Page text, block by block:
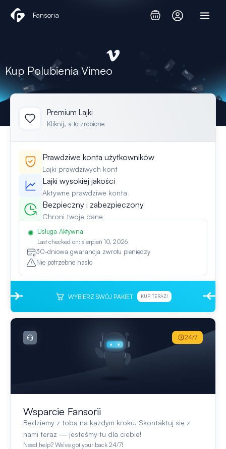
Fansoria
Kup Polubienia Vimeo
Premium Lajki
Kliknij, a to zrobione
Prawdziwe konta użytkowników
Lajki prawdziwych kont
Lajki wysokiej jakości
Aktywne prawdziwe konta
Bezpieczny i zabezpieczony
Chroni twoje dane
Usługa Aktywna
Last checked on: sierpień 10, 2026
30-dniowa gwarancja zwrotu pieniędzy
Nie potrzebne hasło
WYBIERZ SWÓJ PAKIET KUP TERAZ!
Wsparcie Fansorii
Będziemy z tobą na każdym kroku. Skontaktuj się z
nami teraz — jesteśmy tu dla ciebie!
Need help? We’ve got your back 24/7!
24/7